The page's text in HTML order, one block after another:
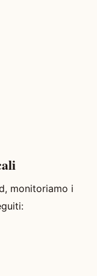
monitoriamo i